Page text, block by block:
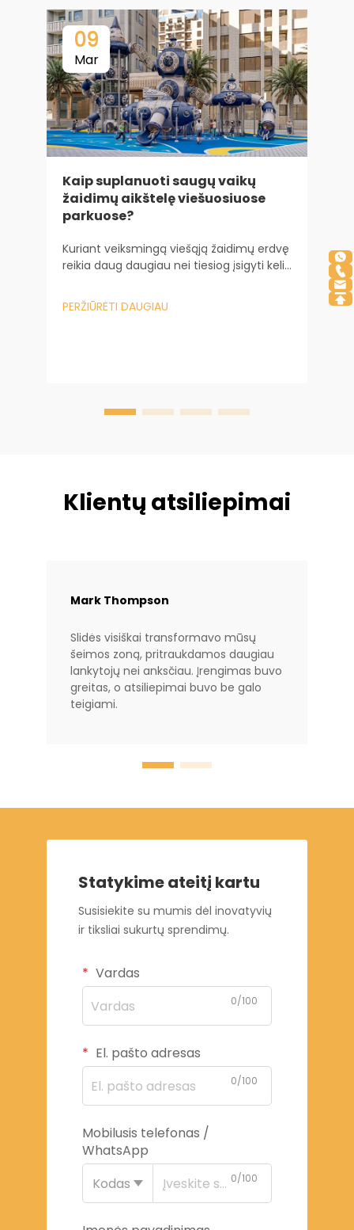
09
Mar
Kaip suplanuoti saugų vaikų
žaidimų aikštelę viešuosiuose
parkuose?
Kuriant veiksmingą viešąją žaidimų erdvę
reikia daug daugiau nei tiesiog įsigyti kelių
sudėtingos inžinerinės ir psichologinės
analizės. Valdant didelio masto miesto...
PERŽIŪRĖTI DAUGIAU
Klientų atsiliepimai
Mark Thompson
Slidės visiškai transformavo mūsų
šeimos zoną, pritraukdamos daugiau
lankytojų nei anksčiau. Įrengimas buvo
greitas, o atsiliepimai buvo be galo
teigiami.
Statykime ateitį kartu
Susisiekite su mumis dėl inovatyvių
ir tiksliai sukurtų sprendimų.
Vardas
0/100
El. pašto adresas
0/100
Mobilusis telefonas /
WhatsApp
Kodas
0/100